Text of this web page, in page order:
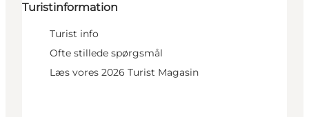
Turistinformation
Turist info
Ofte stillede spørgsmål
Læs vores 2026 Turist Magasin